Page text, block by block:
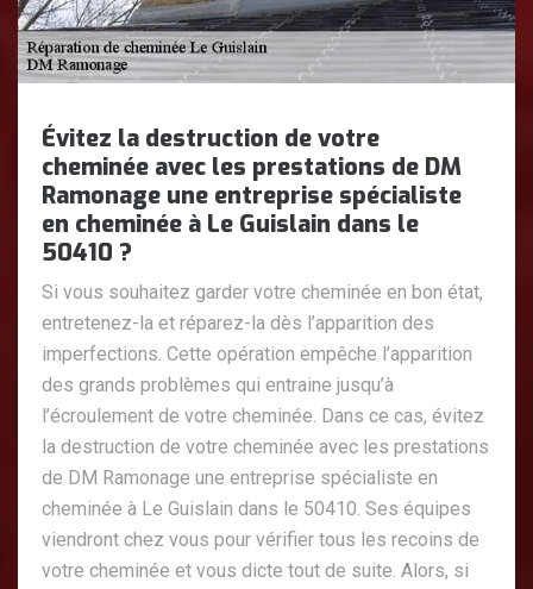
Évitez la destruction de votre
cheminée avec les prestations de DM
Ramonage une entreprise spécialiste
en cheminée à Le Guislain dans le
50410 ?
Si vous souhaitez garder votre cheminée en bon état,
entretenez-la et réparez-la dès l’apparition des
imperfections. Cette opération empêche l’apparition
des grands problèmes qui entraine jusqu’à
l’écroulement de votre cheminée. Dans ce cas, évitez
la destruction de votre cheminée avec les prestations
de DM Ramonage une entreprise spécialiste en
cheminée à Le Guislain dans le 50410. Ses équipes
viendront chez vous pour vérifier tous les recoins de
votre cheminée et vous dicte tout de suite. Alors, si